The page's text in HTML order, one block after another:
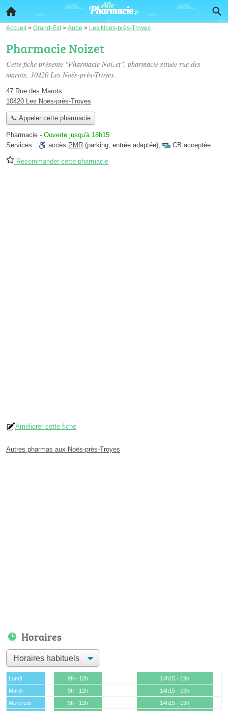
Accueil > Grand-Est > Aube > Les Noës-près-Troyes
Pharmacie Noizet
Cette fiche présente "Pharmacie Noizet", pharmacie située rue des
marots, 10420 Les Noës-près-Troyes.
47 Rue des Marots
10420 Les Noës-près-Troyes
📞 Appeler cette pharmacie
Pharmacie - Ouverte jusqu'à 18h15
Services :
accès PMR (parking, entrée adaptée), CB acceptée
Recommander cette pharmacie
Améliorer cette fiche
Autres pharmas aux Noës-près-Troyes
Horaires
Lundi 9h - 12h
14h15 - 19h
Mardi
9h - 12h
14h15 - 19h
Mercredi
9h - 12h
14h15 - 19h